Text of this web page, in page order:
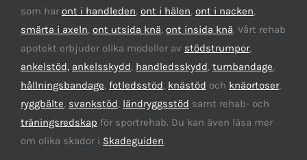
som haront i handleden, ont i hälen, ont i nacken,
smärta i axeln, ont utsida knä, ont insida knä. Vårt rehab
apotekt erbjuder olika modeller av stödstrumpor,
ankelstöd, ankelsskydd, handledsskydd, tumbandage,
hållningsbandage, fotledsstöd, knästöd och knäortoser,
ryggbälte, svankstöd, ländryggsstöd samt rehab- och
träningsredskap för sportrehab. Du kan även läsa mer
om olika skador i Skadeguiden.